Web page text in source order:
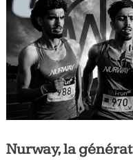
Tous
jours,
votre
actualité
vélo
Nurway, la